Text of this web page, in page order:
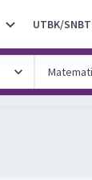
UTBK/SNBT